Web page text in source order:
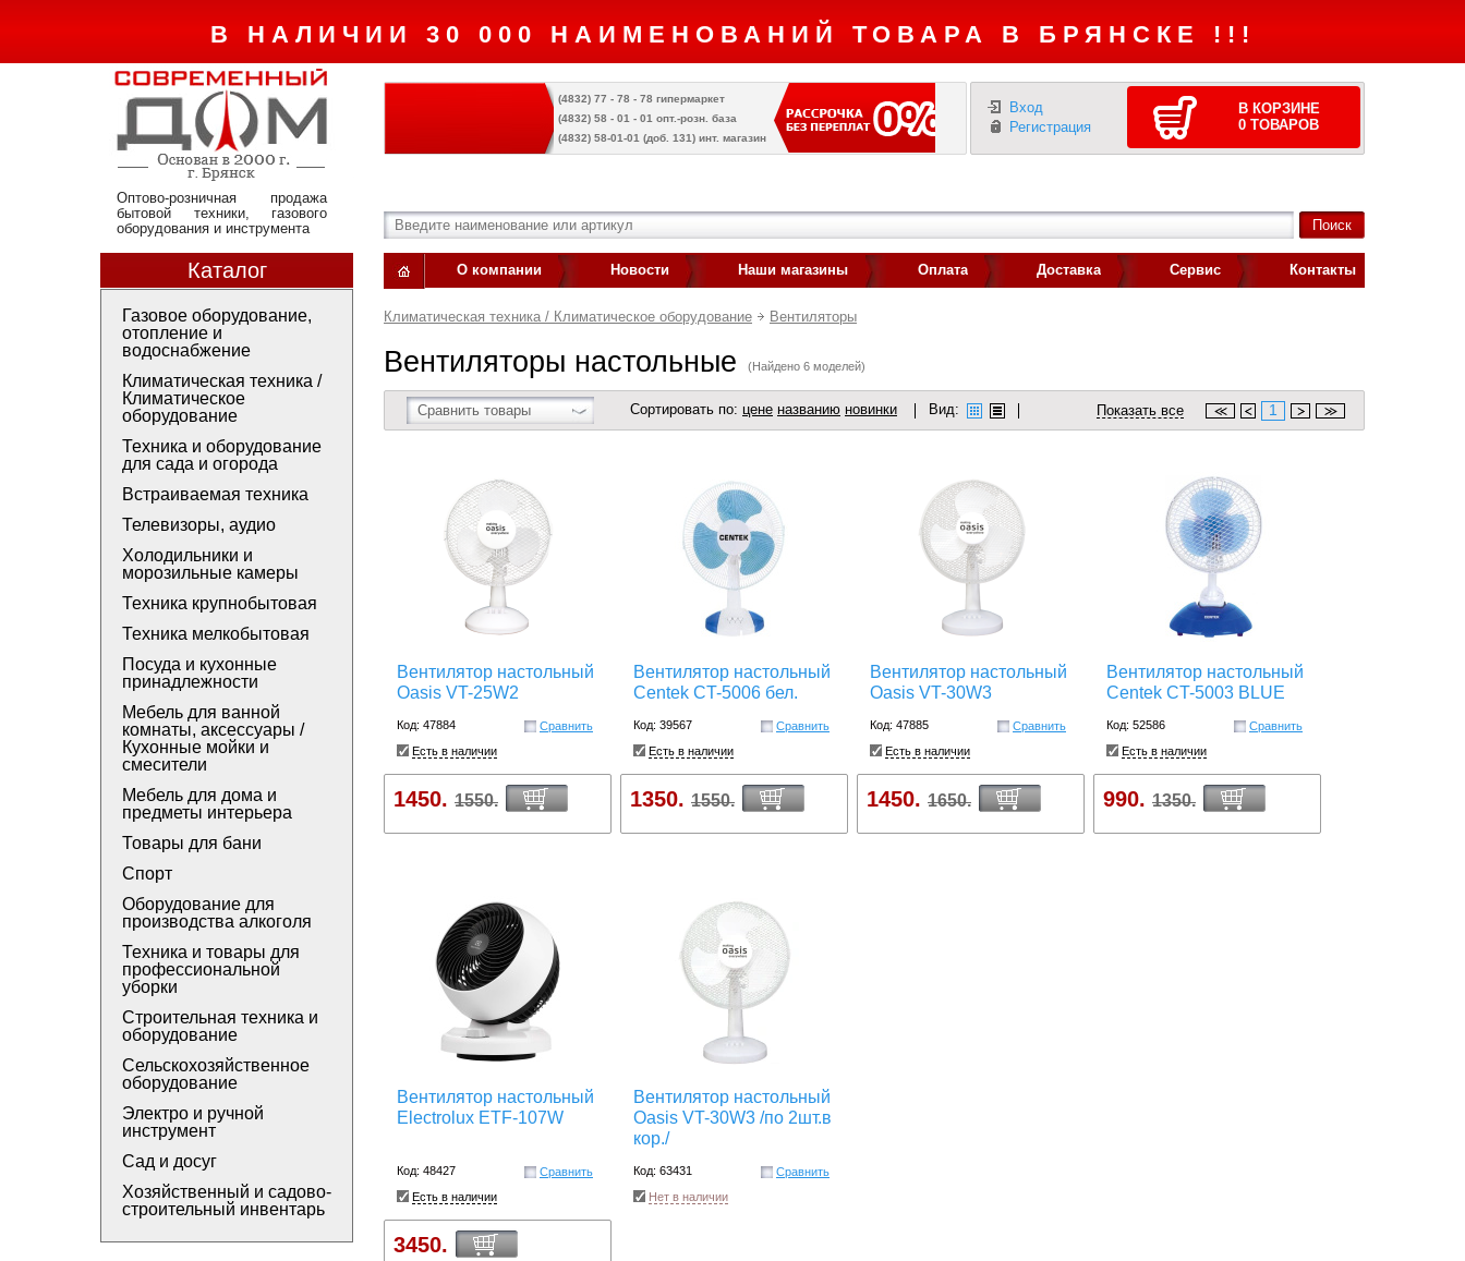
В НАЛИЧИИ 30 000 НАИМЕНОВАНИЙ ТОВАРА В БРЯНСКЕ !!!
Оптово-розничная продажа
бытовой техники, газового
оборудования и инструмента
(4832) 77 - 78 - 78 гипермаркет
(4832) 58 - 01 - 01 опт.-розн. база
(4832) 58-01-01 (доб. 131) инт. магазин
Вход
Регистрация
В КОРЗИНЕ
0 ТОВАРОВ
Каталог
Газовое оборудование,
отопление и
водоснабжение
Климатическая техника /
Климатическое
оборудование
Техника и оборудование
для сада и огорода
Встраиваемая техника
Телевизоры, аудио
Холодильники и
морозильные камеры
Техника крупнобытовая
Техника мелкобытовая
Посуда и кухонные
принадлежности
Мебель для ванной
комнаты, аксессуары /
Кухонные мойки и
смесители
Мебель для дома и
предметы интерьера
Товары для бани
Спорт
Оборудование для
производства алкоголя
Техника и товары для
профессиональной
уборки
Строительная техника и
оборудование
Сельскохозяйственное
оборудование
Электро и ручной
инструмент
Сад и досуг
Хозяйственный и садово-
строительный инвентарь
О компании Новости Наши магазины Оплата Доставка Сервис Контакты
Климатическая техника / Климатическое оборудование Вентиляторы
Вентиляторы настольные (Найдено 6 моделей)
Сравнить товары Сортировать по: цене названию новинки Вид: Показать все 1
Вентилятор настольный
Oasis VT-25W2
Код: 47884
Сравнить
Есть в наличии
1450. 1550.
Вентилятор настольный
Centek CT-5006 бел.
Код: 39567
Сравнить
Есть в наличии
1350. 1550.
Вентилятор настольный
Oasis VT-30W3
Код: 47885
Сравнить
Есть в наличии
1450. 1650.
Вентилятор настольный
Centek CT-5003 BLUE
Код: 52586
Сравнить
Есть в наличии
990. 1350.
Вентилятор настольный
Electrolux ETF-107W
Код: 48427
Сравнить
Есть в наличии
3450.
Вентилятор настольный
Oasis VT-30W3 /по 2шт.в
кор./
Код: 63431
Сравнить
Нет в наличии